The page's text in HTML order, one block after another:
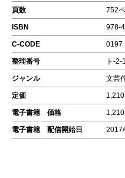
頁数 752
ISBN 978-
C-CODE 0197
整理番号 ト-2-
ジャンル 文芸
定価 1,210
電子書籍 価格 1,210
電子書籍 配信開始日